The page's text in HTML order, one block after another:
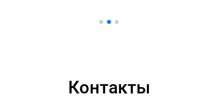
Контакты